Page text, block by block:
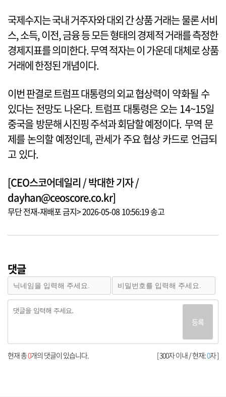
국제수지는 국내 거주자와 대외 간 상품 거래는 물론 서비
스, 소득, 이전, 금융 등 모든 형태의 경제적 거래를 측정한
경제지표를 의미한다. 무역 적자는 이 가운데 대체로 상품
거래에 한정된 개념이다.
이번 판결로 트럼프 대통령의 외교 협상력이 약화될 수
있다는 전망도 나온다. 트럼프 대통령은 오는 14~15일
중국을 방문해 시진핑 주석과 회담할 예정이다. 무역 문
제를 논의할 예정인데, 관세가 주요 협상 카드로 언급되
고 있다.
[CEO스코어데일리 / 박대한 기자 /
dayhan@ceoscore.co.kr]
무단 전재-재배포 금지> 2026-05-08 10:56:19 송고
댓글
등록
[ 300자 이내 / 현재:0자 ]
현재 총0개의 댓글이 있습니다.